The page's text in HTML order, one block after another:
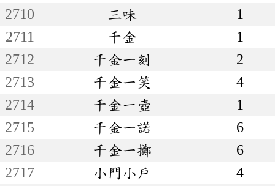
2710
三味
1
2711
千金
1
2712
千金一刻
2
2713
千金一笑
4
2714
千金一壺
1
2715
千金一諾
6
2716
千金一擲
6
2717
小門小戶
4